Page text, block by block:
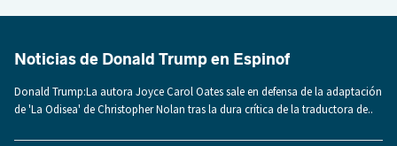
Noticias de Donald Trump en Espinof
Donald Trump:La autora Joyce Carol Oates sale en defensa de la adaptación
de 'La Odisea' de Christopher Nolan tras la dura crítica de la traductora de..